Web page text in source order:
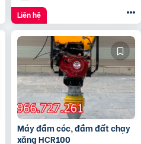
Liên hệ
Máy đầm cóc, đầm đất chạy
xăng HCR100